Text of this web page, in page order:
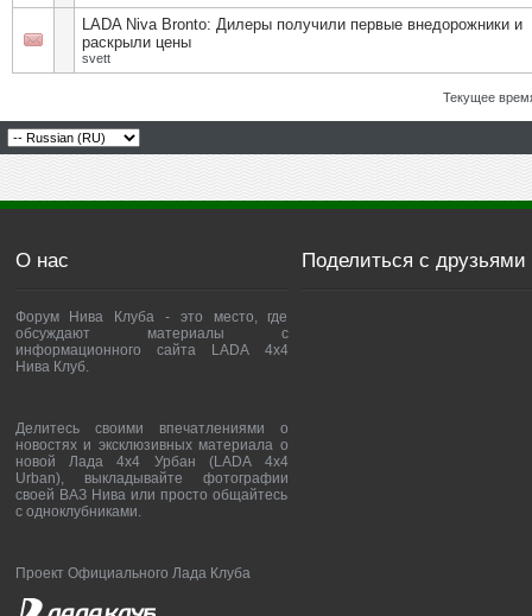
LADA Niva Bronto: Дилеры получили первые внедорожники и
раскрыли цены
svett
Текущее
О нас
Форум Нива Клуба - это место, где
обсуждают материалы с
информационного сайта LADA 4x4
Нива Клуб.
Делитесь своими впечатлениями о
новостях и эксклюзивных материала о
новой Лада 4х4 Урбан (LADA 4x4
Urban), выкладывайте фотографии
своей ВАЗ Нива или просто общайтесь
с одноклубниками.
Проект Официального Лада Клуба
Поделиться с друзьями